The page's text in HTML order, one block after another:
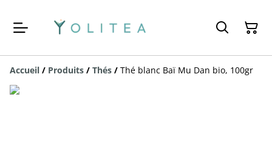
Accueil / Produits / Thés / Thé blanc Baï Mu Dan bio, 100gr